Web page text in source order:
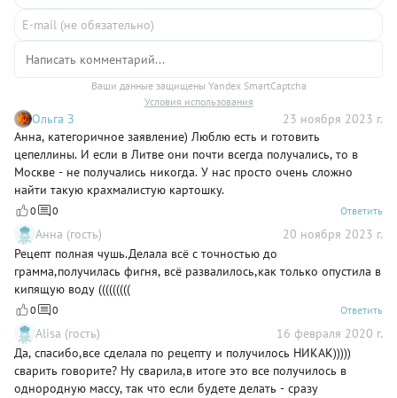
Ваши данные защищены Yandex SmartCaptcha
Условия использования
Ольга З
23 ноября 2023 г.
Анна, категоричное заявление) Люблю есть и готовить
цепеллины. И если в Литве они почти всегда получались, то в
Москве - не получались никогда. У нас просто очень сложно
найти такую крахмалистую картошку.
0 0 Ответить
Анна (гость)
20 ноября 2023 г.
Рецепт полная чушь.Делала всё с точностью до
грамма,получилась фигня, всё развалилось,как только опустила в
кипящую воду (((((((((
0 0 Ответить
Alisa (гость)
16 февраля 2020 г.
Да, спасибо,все сделала по рецепту и получилось НИКАК)))))
сварить говорите? Ну сварила,в итоге это все получилось в
однородную массу, так что если будете делать - сразу